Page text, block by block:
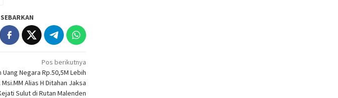
SEBARKAN
Pos berikutnya
Uang Negara Rp.50,5M Lebih
Msi.MM Alias H Ditahan Jaksa
Sulut di Rutan Malenden